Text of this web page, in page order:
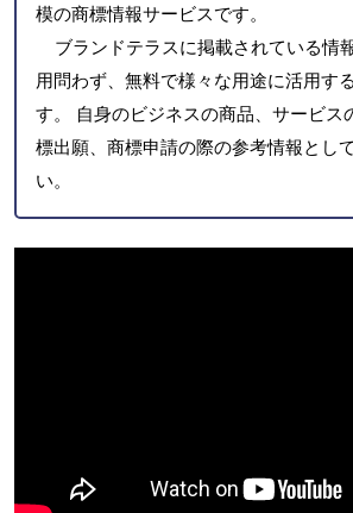
模の商標情報サービスです。
ブランドテラスに掲載されている情
用問わず、無料で様々な用途に活用す
す。 自身のビジネスの商品、サービス
標出願、商標申請の際の参考情報とし
い。